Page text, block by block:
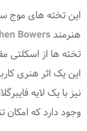
این تخته های موج
هنرمندBowers
تخته ها از اسکلتی
این یک اثر هنری
نیز با یک لایه
وجود دارد که